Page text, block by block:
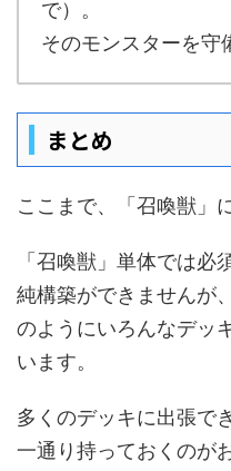
で）。
そのモンスターを守
まとめ
ここまで、「召喚獣」
「召喚獣」単体では必
純構築ができませんが
のようにいろんなデッ
います。
多くのデッキに出張で
一通り持っておくのが